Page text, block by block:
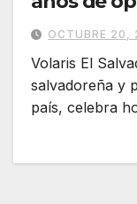
OCTUBRE 20,
Volaris El
salvadoreña y
país, celebra